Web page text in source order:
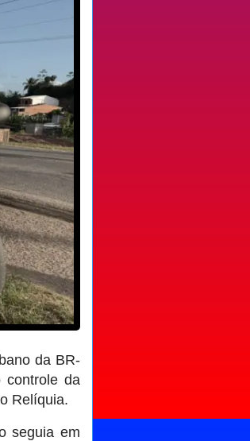
da BR-
controle da
Relíquia.
seguia em